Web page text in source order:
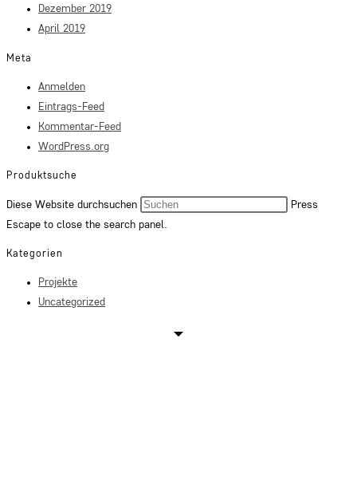
Dezember 2019
April 2019
Meta
Anmelden
Eintrags-Feed
Kommentar-Feed
WordPress.org
Produktsuche
Diese Website durchsuchen
Press
Escape to close the search panel.
Kategorien
Projekte
Uncategorized